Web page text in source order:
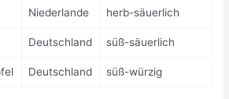
Niederlande herb-säuerlich
Deutschland süß-säuerlich
Deutschland süß-würzig